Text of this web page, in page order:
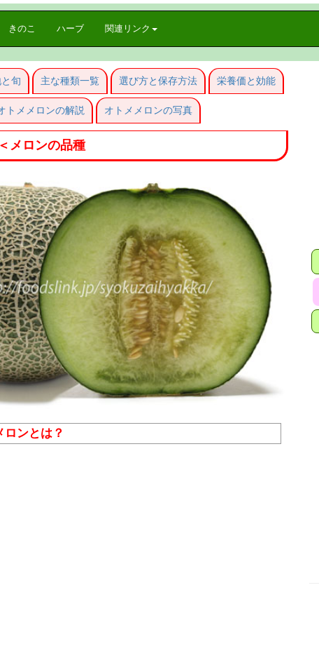
きのこ ハーブ 関連リンク
旬 主な種類一覧 選び方と保存方法 栄養価と効能
トメメロンの解説 オトメメロンの写真
メロンの品種
ンとは？